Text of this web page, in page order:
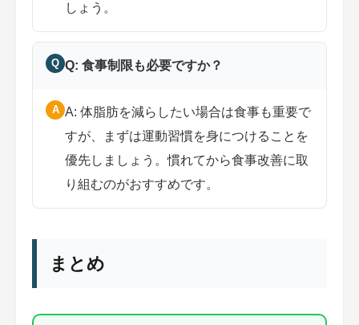
しょう。
Q Q: 食事制限も必要ですか？
A A: 体脂肪を減らしたい場合は食事も重要で
すが、まずは運動習慣を身につけることを
優先しましょう。慣れてから食事改善に取
り組むのがおすすめです。
まとめ